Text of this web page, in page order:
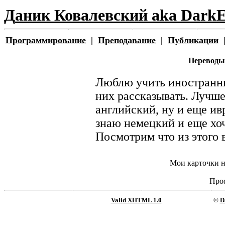
Даник Ковалевский aka Dark
Программирование | Преподавание | Публикации
Переводы
Люблю учить
них рассказывать.
английский, ну и еще
знаю немецкий и еще
Посмотрим что из этого
Мои карточки
Valid XHTML 1.0 ©